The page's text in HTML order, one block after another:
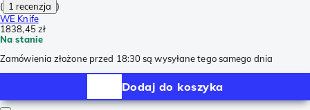
( 1 recenzja )
WE Knife
1838,45 zł
Na stanie
Zamówienia złożone przed 18:30 są wysyłane tego samego dnia
Dodaj do koszyka